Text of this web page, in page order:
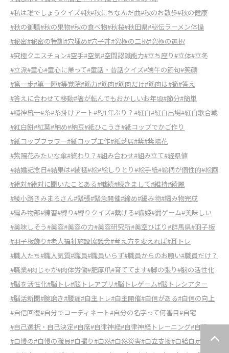
#私は誰でしょうクイズ#秋#秋にちなんだ曲#秋のお散歩#秋の健康
#秋の御膳#秋の果物#秋の食べ物#秋桜#秋田県#秘伝ラーメン体操
#秘密#秘密の特訓#穴埋め#穴子丼#究極の二択#究極の選択
#究極クエスチョン#空手#空気#空間認識能力#立ち座り#立体#立冬
#立派#童心#童心に帰って#童話・昔話クイズ#端午の節句#笑顔
#第一歩#第一陣#等覚院#筋力#筋肉#筋肉だけ#筋肉は#筍#答え
#答えに合わせて移動#箸が転んでもおかしいお年頃#節分#簡単
#精神統一#糸#糸掛けアート#約1年ぶり？ #紅白#紅白出場#紅白歌合戦
#紅白餅#紅葉#納め#納豆#紙ひこうき#紙コップでかご作り
#紙コップフラワー#紙コップ工作#紙芝居#紫#紫陽花
#紫陽花みたいな傘#終わり？ #組み合わせ#組み立て#経県値
#結婚記念日#結果は#絨毯#絵#絵しりとり#絵手紙#絵柄が個性的#絵画
#絶対#絶対に聞いたことある#継続#続きまして#維持#綺麗
#綾小路きみまろさん#緊張#緊急開催#締め#編み物#編み物完成
#編み物部#練習#縛り#縛りクイズ#繋げる#織姫#罰ゲーム#美味しい
#美味しそう#美容#美容の力#美容研究所#美空ひばり#群馬県#羽子板
#羽子板飾り#老人福祉施設協議会#考え方を変えれば#耳トレ
#職人たち#職人気質#職員#職員いらず#職員からのお願い#職員だけ？
#職業#肉じゃが#肉体労働#肥厚爪#育ててます#脚の張り#脳の活性化
#脳を活性化#脳トレ#脳トレアプリ#脳トレゲーム#脳トレシアター
#脳活新聞#腕磨き#腰痛#自主トレ#自主開催#自信がある#自信の向上
#自信回復#自分でコーディネート#自分の名字って何番目#自宅
#自己選択・自己決定#自席#自律神経#自律神経トレーニング#自慢
#自慢の#自慢の職員#自撮り#自然#自然災害#自立支援#自給自足